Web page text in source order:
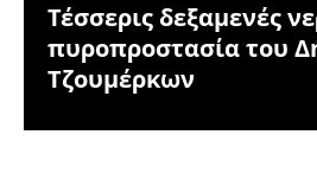
Τέσσερις δεξαμενές
πυροπροστασία του
Τζουμέρκων